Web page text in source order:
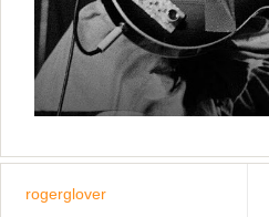
rogerglover